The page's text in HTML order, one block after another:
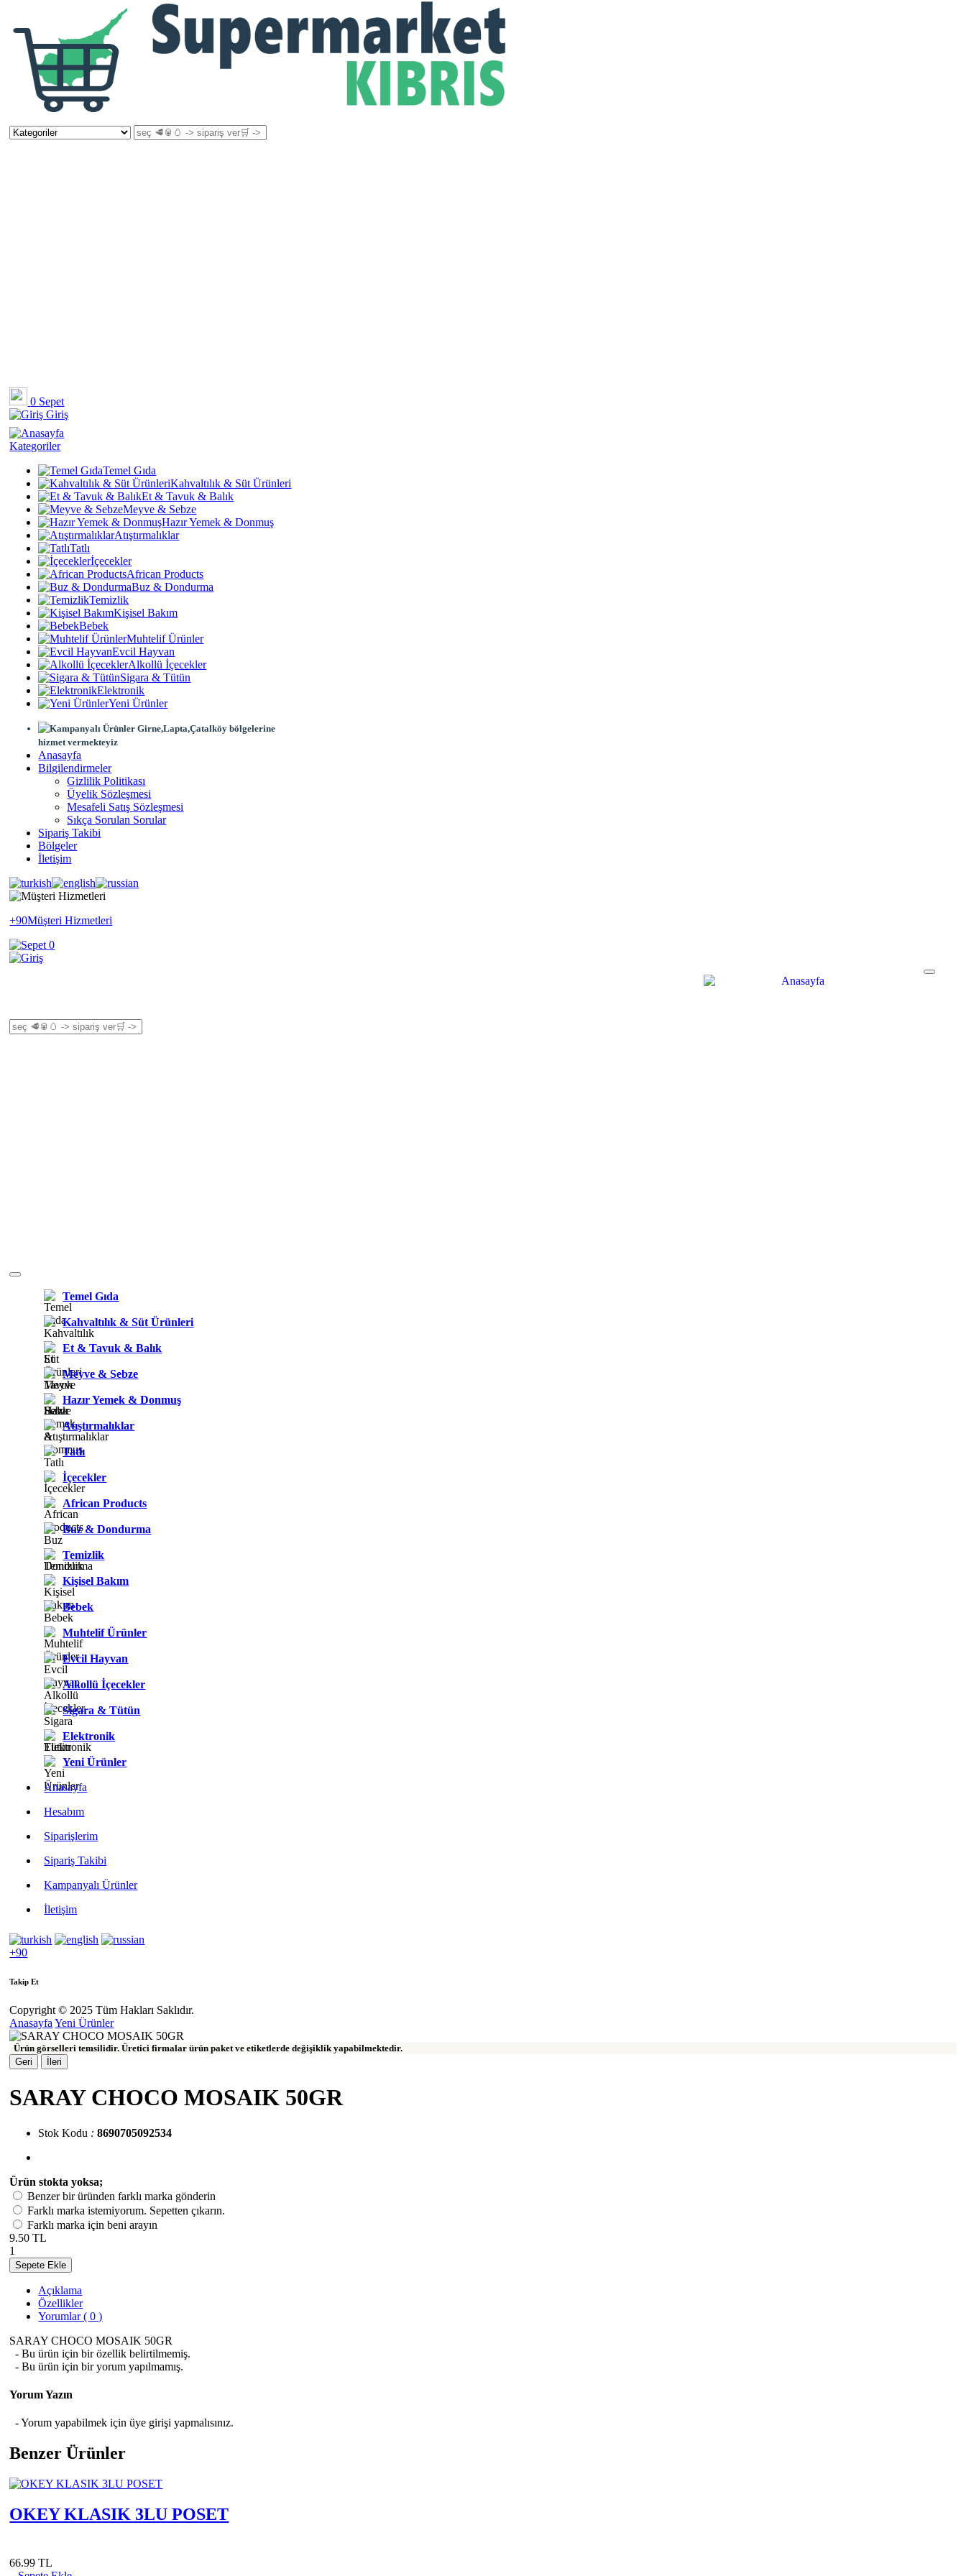
0 Sepet
Giriş
Kategoriler
Temel Gıda
Kahvaltılık & Süt Ürünleri
Et & Tavuk & Balık
Meyve & Sebze
Hazır Yemek & Donmuş
Atıştırmalıklar
Tatlı
İçecekler
African Products
Buz & Dondurma
Temizlik
Kişisel Bakım
Bebek
Muhtelif Ürünler
Evcil Hayvan
Alkollü İçecekler
Sigara & Tütün
Elektronik
Yeni Ürünler
Girne,Lapta,Çatalköy bölgelerine
hizmet vermekteyiz
Anasayfa
Bilgilendirmeler
Gizlilik Politikası
Üyelik Sözleşmesi
Mesafeli Satış Sözleşmesi
Sıkça Sorulan Sorular
Sipariş Takibi
Bölgeler
İletişim
+90Müşteri Hizmetleri
0
Temel Gıda
Kahvaltılık & Süt Ürünleri
Et & Tavuk & Balık
Meyve & Sebze
Hazır Yemek & Donmuş
Atıştırmalıklar
Tatlı
İçecekler
African Products
Buz & Dondurma
Temizlik
Kişisel Bakım
Bebek
Muhtelif Ürünler
Evcil Hayvan
Alkollü İçecekler
Sigara & Tütün
Elektronik
Yeni Ürünler
Anasayfa
Hesabım
Siparişlerim
Sipariş Takibi
Kampanyalı Ürünler
İletişim
+90
Takip Et
Copyright © 2025 Tüm Hakları Saklıdır.
Anasayfa Yeni Ürünler
Ürün görselleri temsilidir. Üretici firmalar ürün paket ve etiketlerde değişiklik yapabilmektedir.
Geri
İleri
SARAY CHOCO MOSAIK 50GR
Stok Kodu : 8690705092534
Ürün stokta yoksa;
Benzer bir üründen farklı marka gönderin
Farklı marka istemiyorum. Sepetten çıkarın.
Farklı marka için beni arayın
9.50 TL
1
Sepete Ekle
Açıklama
Özellikler
Yorumlar ( 0 )
SARAY CHOCO MOSAIK 50GR
- Bu ürün için bir özellik belirtilmemiş.
- Bu ürün için bir yorum yapılmamış.
Yorum Yazın
- Yorum yapabilmek için üye girişi yapmalısınız.
Benzer Ürünler
OKEY KLASIK 3LU POSET
66.99 TL